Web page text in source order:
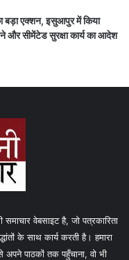
बड़ा एक्शन, इसुआपुर में किया
और सीमेंटेड सुरक्षा कार्य का आदेश
वेबसाइट है, जो पत्रकारिता
के साथ कार्य करती है। हमारा
अपने पाठकों तक पहुँचाना, वो भी